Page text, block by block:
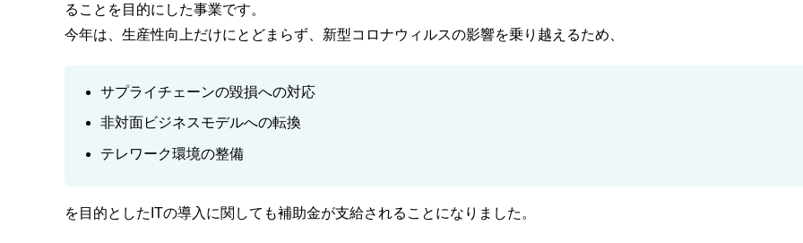
ることを目的にした事業です。
今年は、生産性向上だけにとどまらず、新型コロナウィルスの影響を乗り越えるため、
サプライチェーンの毀損への対応
非対面ビジネスモデルへの転換
テレワーク環境の整備
を目的としたITの導入に関しても補助金が支給されることになりました。